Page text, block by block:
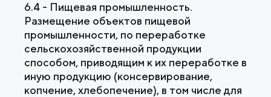
6.4 - Пищевая промышленность.
Размещение объектов пищевой
промышленности, по переработке
сельскохозяйственной продукции
способом, приводящим к их переработке в
иную продукцию (консервирование,
копчение, хлебопечение), в том числе для